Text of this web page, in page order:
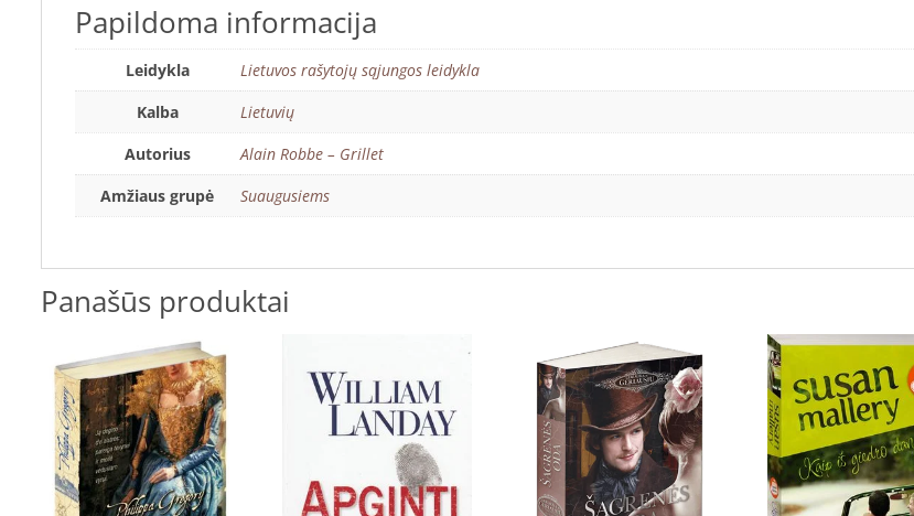
Papildoma informacija
Leidykla
Lietuvos rašytojų sąjungos leidykla
Kalba
Lietuvių
Autorius
Alain Robbe – Grillet
Amžiaus grupė
Suaugusiems
Panašūs produktai